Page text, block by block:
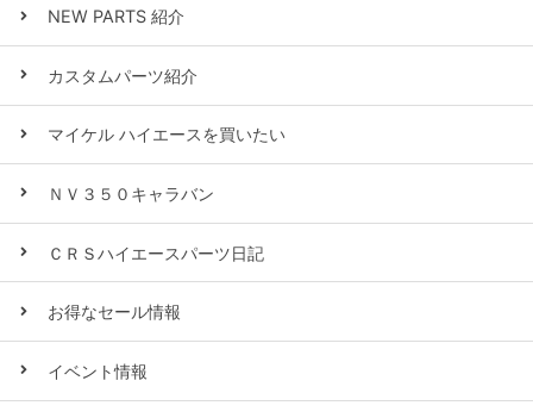
NEW PARTS 紹介
カスタムパーツ紹介
マイケル ハイエースを買いたい
ＮＶ３５０キャラバン
ＣＲＳハイエースパーツ日記
お得なセール情報
イベント情報